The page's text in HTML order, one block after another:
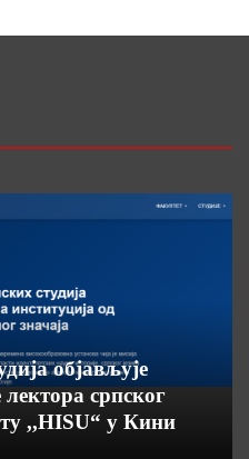
објављује
српског
,,HISU“ у Кини